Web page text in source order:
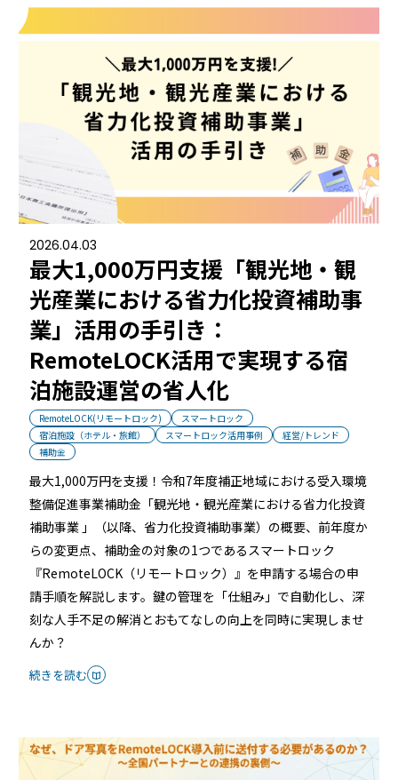
2026.04.03
最大1,000万円支援「観光地・観
光産業における省力化投資補助事
業」活用の手引き：
RemoteLOCK活用で実現する宿
泊施設運営の省人化
RemoteLOCK(リモートロック)
スマートロック
宿泊施設（ホテル・旅館）
スマートロック活用事例
経営/トレンド
補助金
最大1,000万円を支援！令和7年度補正地域における受入環境
整備促進事業補助金「観光地・観光産業における省力化投資
補助事業 」（以降、省力化投資補助事業）の概要、前年度か
らの変更点、補助金の対象の1つであるスマートロック
『RemoteLOCK（リモートロック）』を申請する場合の申
請手順を解説します。鍵の管理を「仕組み」で自動化し、深
刻な人手不足の解消とおもてなしの向上を同時に実現しませ
んか？
続きを読む